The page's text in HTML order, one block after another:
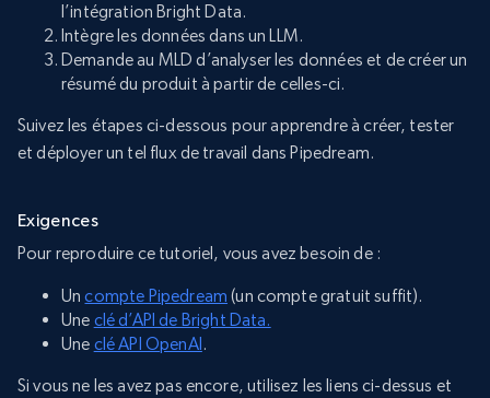
l’intégration Bright Data.
Intègre les données dans un LLM.
Demande au MLD d’analyser les données et de créer un
résumé du produit à partir de celles-ci.
Suivez les étapes ci-dessous pour apprendre à créer, tester
et déployer un tel flux de travail dans Pipedream.
Exigences
Pour reproduire ce tutoriel, vous avez besoin de :
Uncompte Pipedream (un compte gratuit suffit).
Une clé d’API de Bright Data.
Une clé API OpenAI.
Si vous ne les avez pas encore, utilisez les liens ci-dessus et